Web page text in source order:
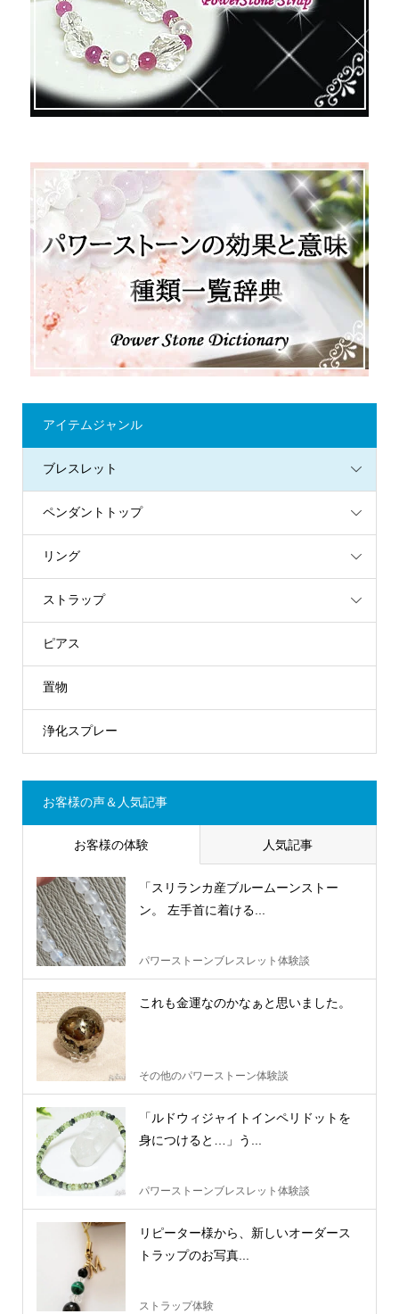
アイテムジャンル
ブレスレット
ペンダントトップ
リング
ストラップ
ピアス
置物
浄化スプレー
お客様の声＆人気記事
お客様の体験 人気記事
「スリランカ産ブルームーンストー
ン。 左手首に着ける...
パワーストーンブレスレット体験談
これも金運なのかなぁと思いました。
その他のパワーストーン体験談
「ルドウィジャイトインペリドットを
身につけると…」う...
パワーストーンブレスレット体験談
リピーター様から、新しいオーダース
トラップのお写真...
ストラップ体験